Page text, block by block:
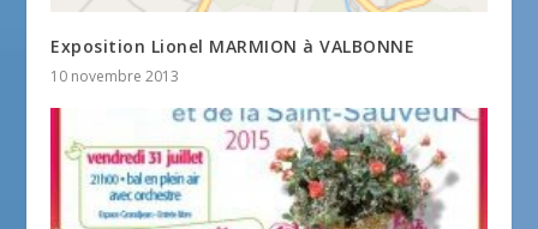
Exposition Lionel MARMION à VALBONNE
10 novembre 2013